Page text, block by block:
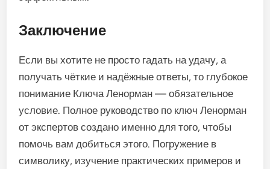
Заключение
Если вы хотите не просто гадать на удачу, а
получать чёткие и надёжные ответы, то глубокое
понимание Ключа Ленорман — обязательное
условие. Полное руководство по ключ Ленорман
от экспертов создано именно для того, чтобы
помочь вам добиться этого. Погружение в
символику, изучение практических примеров и